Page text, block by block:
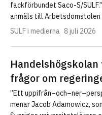
fackförbundet Saco-S/
anmäls till Arbetsdomstolen
SULF i medierna 8 juli 2026
frågor om
”Ett
menar Jacob Adamowicz,